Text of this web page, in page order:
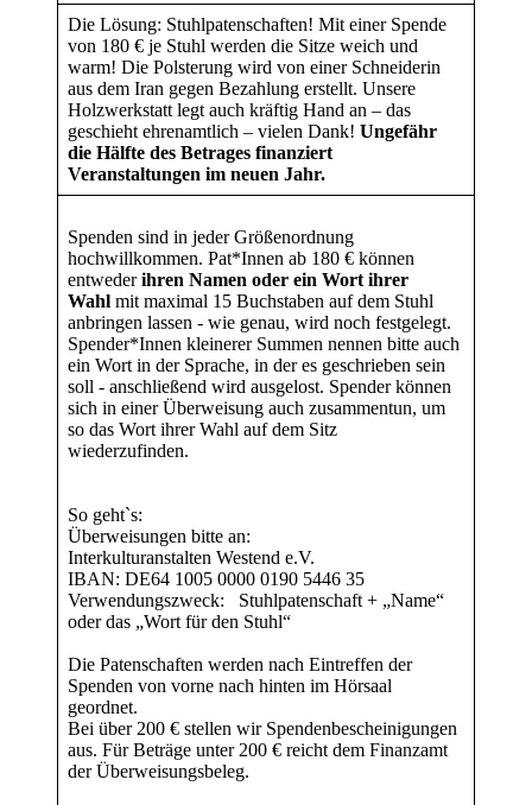
Die Lösung: Stuhlpatenschaften! Mit einer Spende
von 180 € je Stuhl werden die Sitze weich und
warm! Die Polsterung wird von einer Schneiderin
aus dem Iran gegen Bezahlung erstellt. Unsere
Holzwerkstatt legt auch kräftig Hand an – das
geschieht ehrenamtlich – vielen Dank! Ungefähr
die Hälfte des Betrages finanziert
Veranstaltungen im neuen Jahr.
Spenden sind in jeder Größenordnung
hochwillkommen. Pat*Innen ab 180 € können
entwederihren Namen oder ein Wort ihrer
Wahl mit maximal 15 Buchstaben auf dem Stuhl
anbringen lassen - wie genau, wird noch festgelegt.
Spender*Innen kleinerer Summen nennen bitte auch
ein Wort in der Sprache, in der es geschrieben sein
soll - anschließend wird ausgelost. Spender können
sich in einer Überweisung auch zusammentun, um
so das Wort ihrer Wahl auf dem Sitz
wiederzufinden.
So geht`s:
Überweisungen bitte an:
Interkulturanstalten Westend e.V.
IBAN: DE64 1005 0000 0190 5446 35
Verwendungszweck: Stuhlpatenschaft + „Name“
oder das „Wort für den Stuhl“
Die Patenschaften werden nach Eintreffen der
Spenden von vorne nach hinten im Hörsaal
geordnet.
Bei über 200 € stellen wir Spendenbescheinigungen
aus. Für Beträge unter 200 € reicht dem Finanzamt
der Überweisungsbeleg.